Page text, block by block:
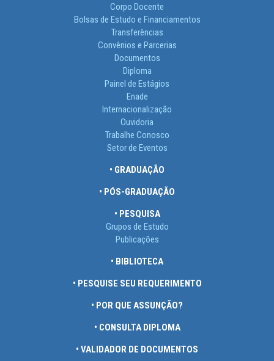
Corpo Docente
Bolsas de Estudo e Financiamentos
Transferências
Convênios e Parcerias
Documentos
Diploma
Painel de Estágios
Enade
Internacionalização
Ouvidoria
Trabalhe Conosco
Setor de Eventos
• GRADUAÇÃO
• PÓS-GRADUAÇÃO
• PESQUISA
Grupos de Estudo
Publicações
• BIBLIOTECA
• PESQUISE SEU REQUERIMENTO
• POR QUE ASSUNÇÃO?
• CONSULTA DIPLOMA
• VALIDADOR DE DOCUMENTOS